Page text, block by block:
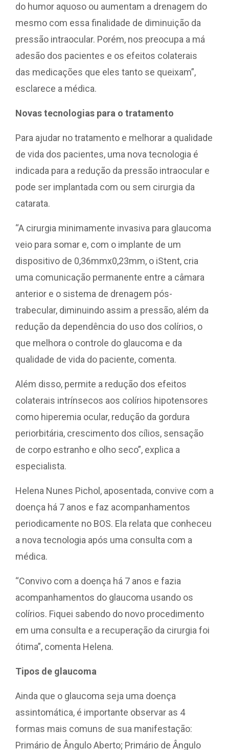
do humor aquoso ou aumentam a drenagem do
mesmo com essa finalidade de diminuição da
pressão intraocular. Porém, nos preocupa a má
adesão dos pacientes e os efeitos colaterais
das medicações que eles tanto se queixam”,
esclarece a médica.
Novas tecnologias para o tratamento
Para ajudar no tratamento e melhorar a qualidade
de vida dos pacientes, uma nova tecnologia é
indicada para a redução da pressão intraocular e
pode ser implantada com ou sem cirurgia da
catarata.
“A cirurgia minimamente invasiva para glaucoma
veio para somar e, com o implante de um
dispositivo de 0,36mmx0,23mm, o iStent, cria
uma comunicação permanente entre a câmara
anterior e o sistema de drenagem pós-
trabecular, diminuindo assim a pressão, além da
redução da dependência do uso dos colírios, o
que melhora o controle do glaucoma e da
qualidade de vida do paciente, comenta.
Além disso, permite a redução dos efeitos
colaterais intrínsecos aos colírios hipotensores
como hiperemia ocular, redução da gordura
periorbitária, crescimento dos cílios, sensação
de corpo estranho e olho seco”, explica a
especialista.
Helena Nunes Pichol, aposentada, convive com a
doença há 7 anos e faz acompanhamentos
periodicamente no BOS. Ela relata que conheceu
a nova tecnologia após uma consulta com a
médica.
“Convivo com a doença há 7 anos e fazia
acompanhamentos do glaucoma usando os
colírios. Fiquei sabendo do novo procedimento
em uma consulta e a recuperação da cirurgia foi
ótima”, comenta Helena.
Tipos de glaucoma
Ainda que o glaucoma seja uma doença
assintomática, é importante observar as 4
formas mais comuns de sua manifestação:
Primário de Ângulo Aberto; Primário de Ângulo